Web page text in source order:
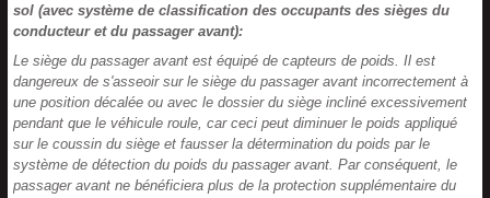
sol (avec système de classification des occupants des sièges du
conducteur et du passager avant):
Le siège du passager avant est équipé de capteurs de poids. Il est
dangereux de s'asseoir sur le siège du passager avant incorrectement à
une position décalée ou avec le dossier du siège incliné excessivement
pendant que le véhicule roule, car ceci peut diminuer le poids appliqué
sur le coussin du siège et fausser la détermination du poids par le
système de détection du poids du passager avant. Par conséquent, le
passager avant ne bénéficiera plus de la protection supplémentaire du